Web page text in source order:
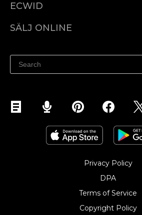
ECWID
Pris
SÄLJ ONLINE
Sälj på Facebook
Sälj på Instagram
Privacy Policy
DPA
Terms of Service
Copyright Policy‎